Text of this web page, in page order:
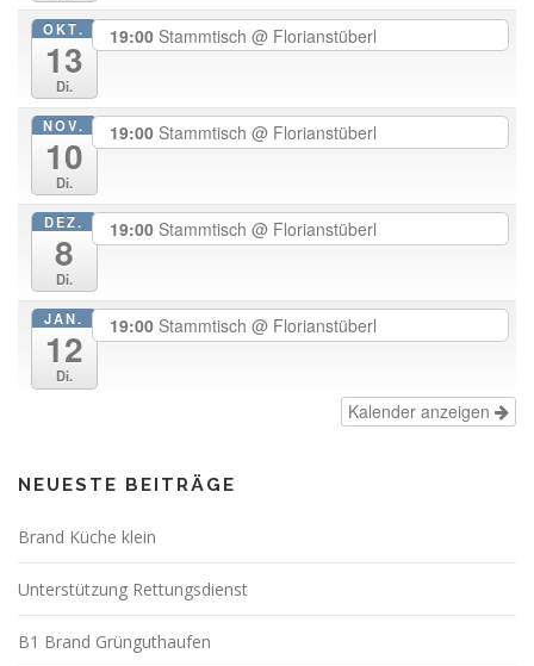
OKT.
13
Di.
19:00 Stammtisch @ Florianstüberl
NOV.
10
Di.
19:00 Stammtisch @ Florianstüberl
DEZ.
8
Di.
19:00 Stammtisch @ Florianstüberl
JAN.
12
Di.
19:00 Stammtisch @ Florianstüberl
Kalender anzeigen
NEUESTE BEITRÄGE
Brand Küche klein
Unterstützung Rettungsdienst
B1 Brand Grünguthaufen